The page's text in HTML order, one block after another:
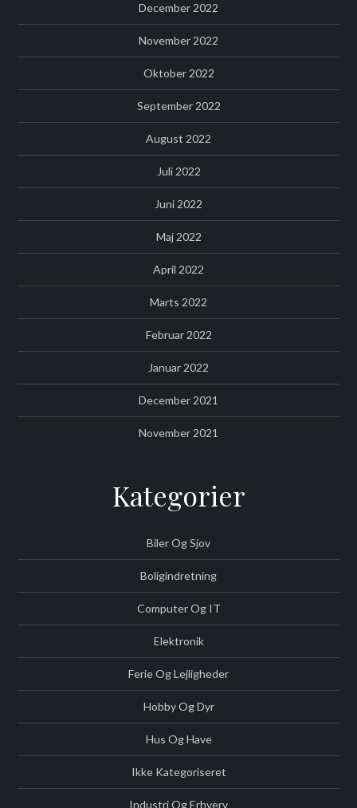
December 2022
November 2022
Oktober 2022
September 2022
August 2022
Juli 2022
Juni 2022
Maj 2022
April 2022
Marts 2022
Februar 2022
Januar 2022
December 2021
November 2021
Kategorier
Biler Og Sjov
Boligindretning
Computer Og IT
Elektronik
Ferie Og Lejligheder
Hobby Og Dyr
Hus Og Have
Ikke Kategoriseret
Industri Og Erhverv